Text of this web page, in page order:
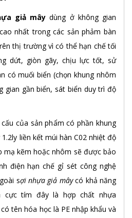
giả mây dùng ở không gian
nhất trong các sản phảm bàn
thị trường vì có thể hạn chế tối
dứt, giòn gãy, chịu lực tốt, sử
có muối biển (chọn khung nhôm
gian gần biển, sát biển duy trì độ
của sản phẩm có phần khung
liền kết múi hàn C02 nhiệt độ
mạ kẽm hoặc nhôm sẽ được bảo
điện hạn chế gỉ sét công nghệ
sợi nhựa giả mâycó khả năng
cực tím đây là hợp chất nhựa
tên hóa học là PE nhập khẩu và